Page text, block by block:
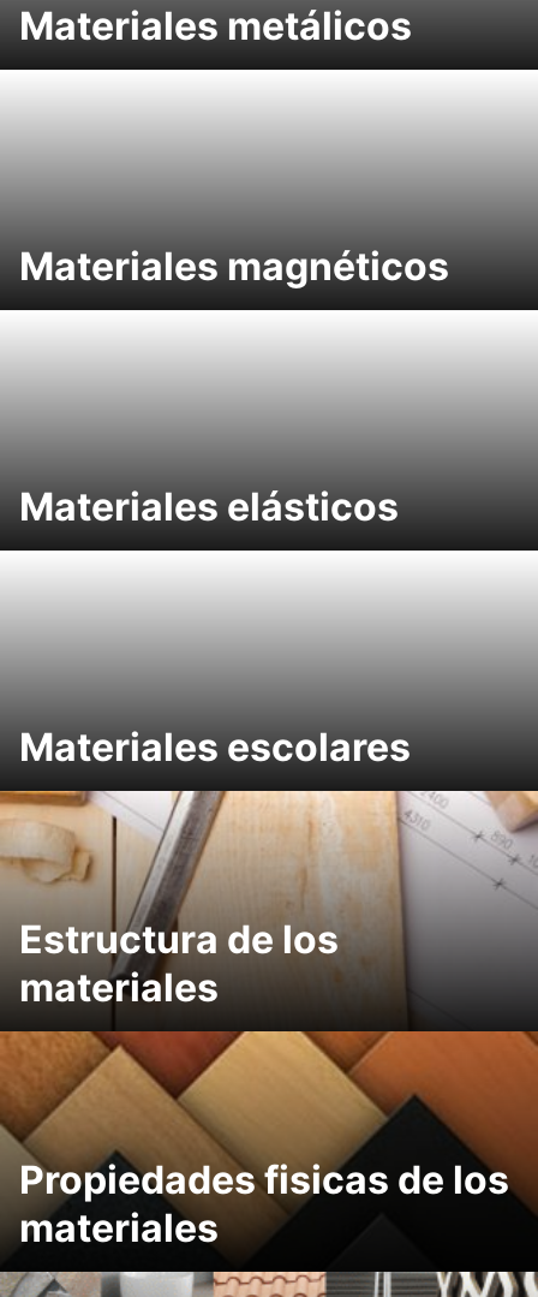
Materiales metálicos
Materiales magnéticos
Materiales elásticos
Materiales escolares
Estructura de los
materiales
Propiedades fisicas de los
materiales